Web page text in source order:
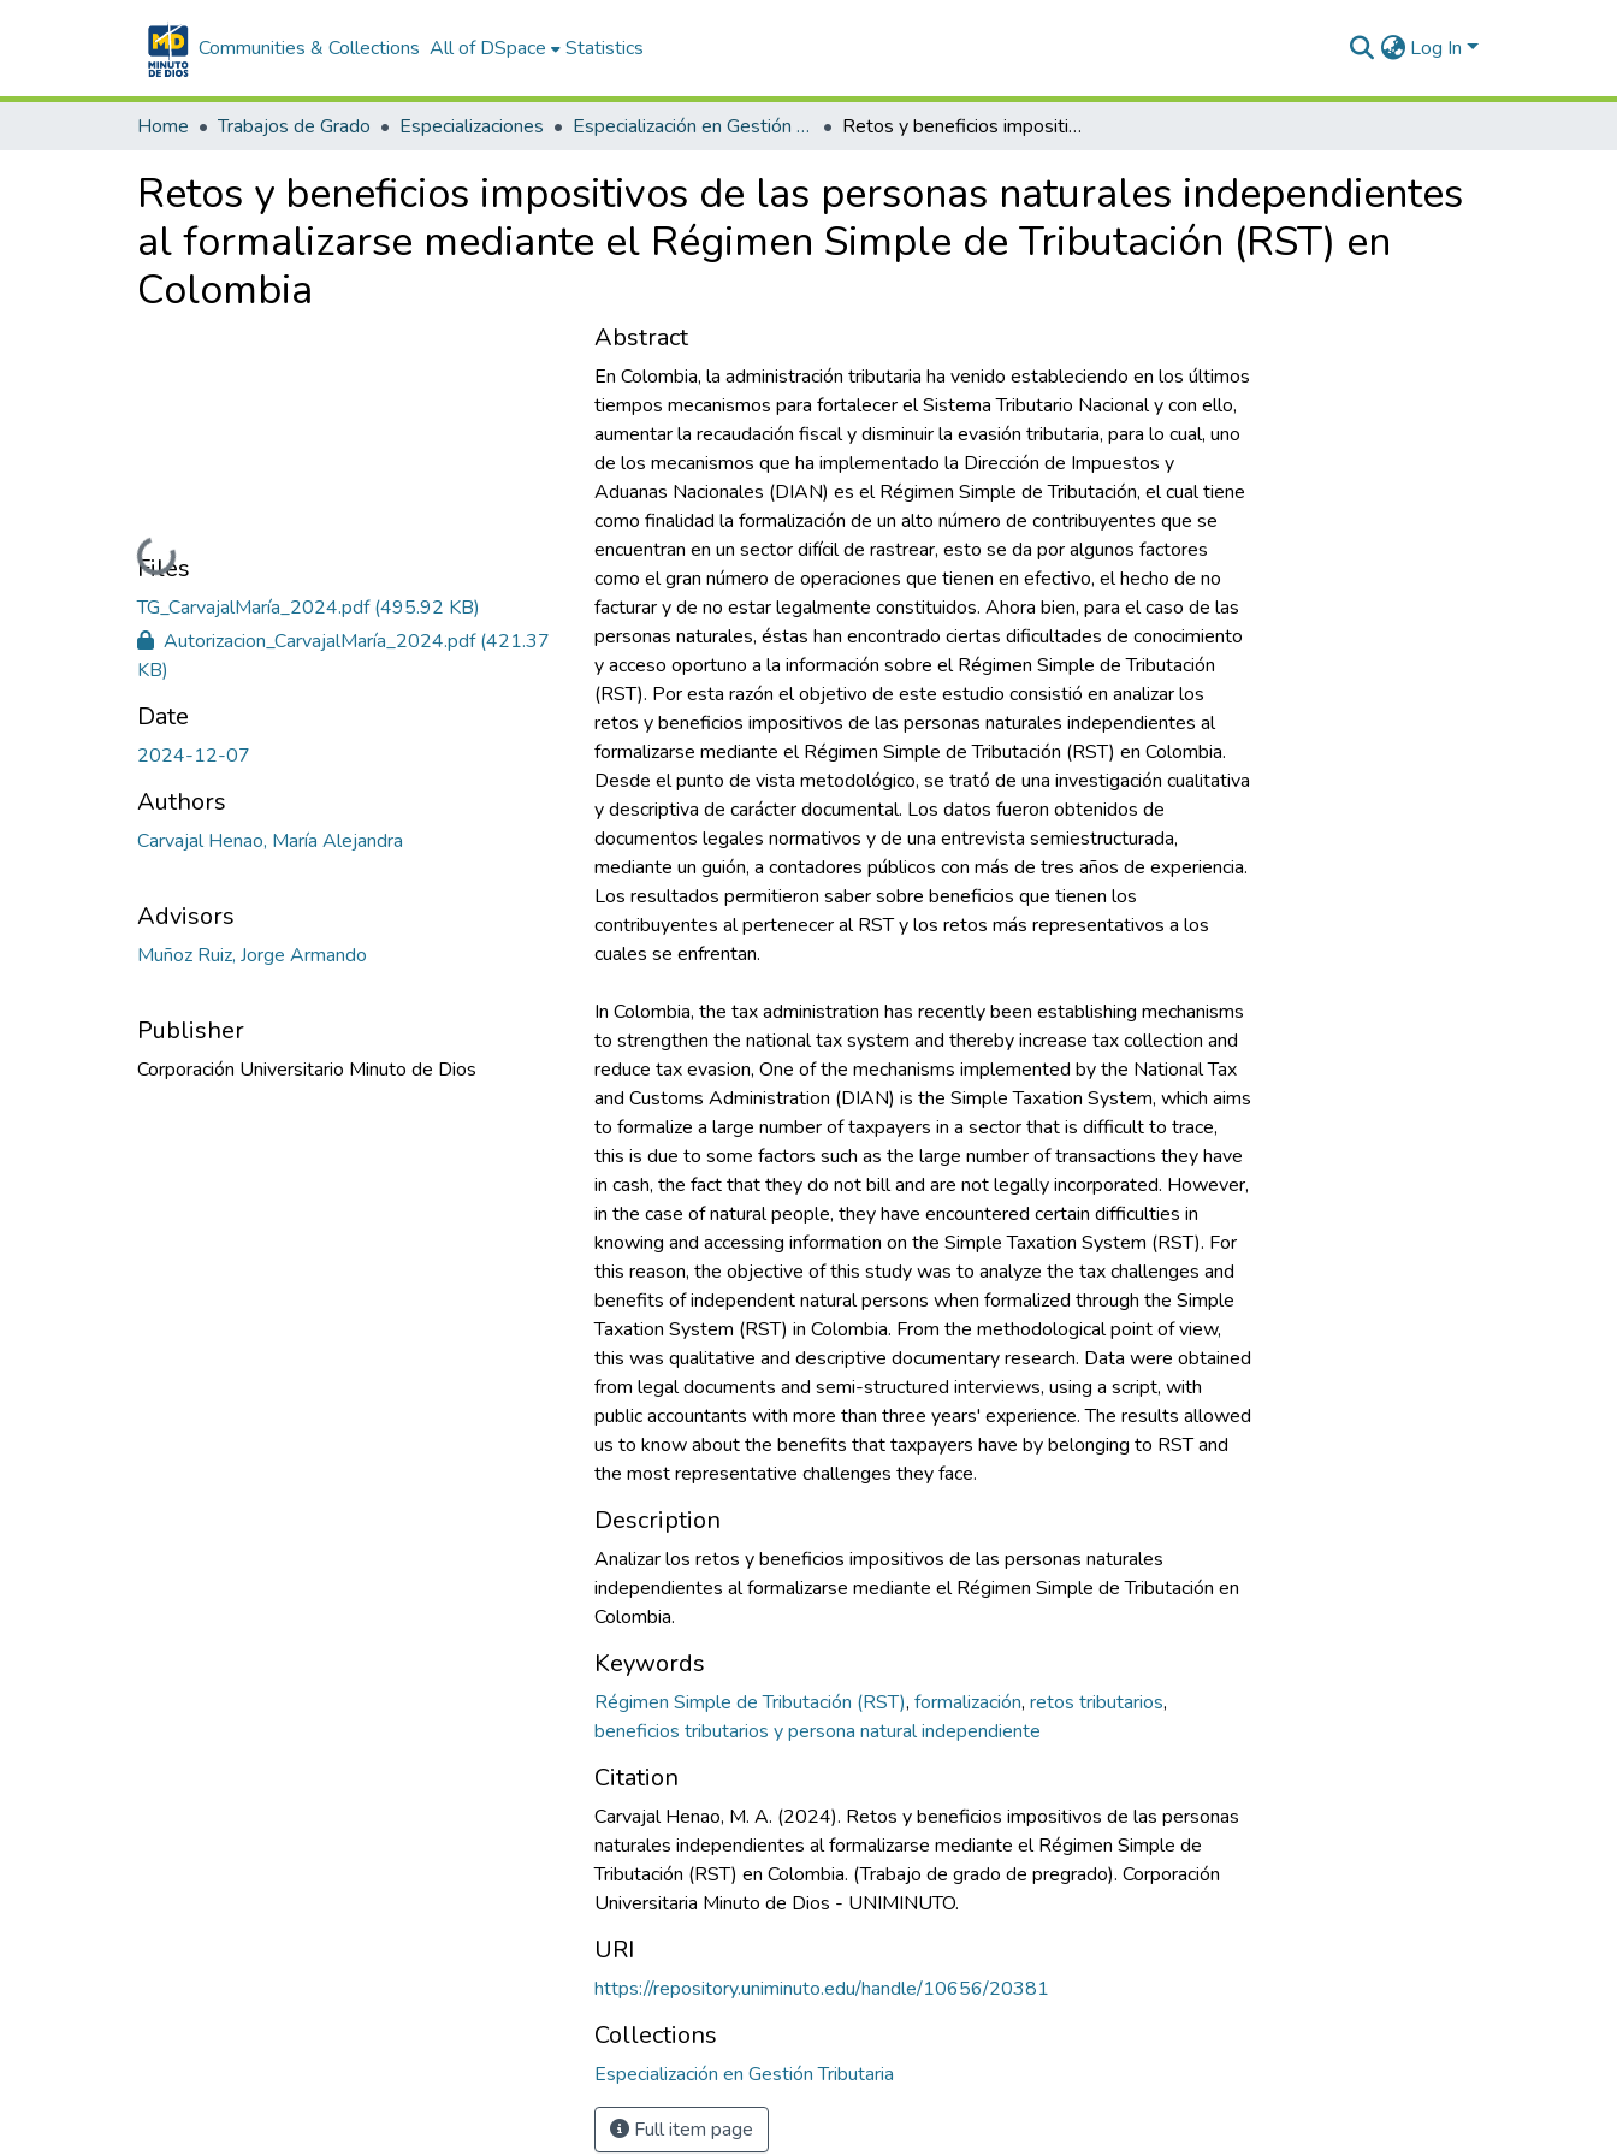
Communities & Collections All of DSpace Statistics Log In
Home Trabajos de Grado Especializaciones Especialización en Gestión Tributaria Retos y beneficios impositivos de las personas naturales independientes al formalizarse mediante el Régimen Simple de Tributación (RST) en Colombia
Retos y beneficios impositivos de las personas naturales independientes
al formalizarse mediante el Régimen Simple de Tributación (RST) en
Colombia
Loading...
Files
TG_CarvajalMaría_2024.pdf(495.92 KB)
Autorizacion_CarvajalMaría_2024.pdf(421.37
KB)
Date
2024-12-07
Authors
Carvajal Henao, María Alejandra
Advisors
Muñoz Ruiz, Jorge Armando
Publisher
Corporación Universitario Minuto de Dios
Abstract
En Colombia, la administración tributaria ha venido estableciendo en los últimos
tiempos mecanismos para fortalecer el Sistema Tributario Nacional y con ello,
aumentar la recaudación fiscal y disminuir la evasión tributaria, para lo cual, uno
de los mecanismos que ha implementado la Dirección de Impuestos y
Aduanas Nacionales (DIAN) es el Régimen Simple de Tributación, el cual tiene
como finalidad la formalización de un alto número de contribuyentes que se
encuentran en un sector difícil de rastrear, esto se da por algunos factores
como el gran número de operaciones que tienen en efectivo, el hecho de no
facturar y de no estar legalmente constituidos. Ahora bien, para el caso de las
personas naturales, éstas han encontrado ciertas dificultades de conocimiento
y acceso oportuno a la información sobre el Régimen Simple de Tributación
(RST). Por esta razón el objetivo de este estudio consistió en analizar los
retos y beneficios impositivos de las personas naturales independientes al
formalizarse mediante el Régimen Simple de Tributación (RST) en Colombia.
Desde el punto de vista metodológico, se trató de una investigación cualitativa
y descriptiva de carácter documental. Los datos fueron obtenidos de
documentos legales normativos y de una entrevista semiestructurada,
mediante un guión, a contadores públicos con más de tres años de experiencia.
Los resultados permitieron saber sobre beneficios que tienen los
contribuyentes al pertenecer al RST y los retos más representativos a los
In Colombia, the tax administration has recently been establishing mechanisms
to strengthen the national tax system and thereby increase tax collection and
reduce tax evasion, One of the mechanisms implemented by the National Tax
and Customs Administration (DIAN) is the Simple Taxation System, which aims
to formalize a large number of taxpayers in a sector that is difficult to trace,
this is due to some factors such as the large number of transactions they have
in cash, the fact that they do not bill and are not legally incorporated. However,
in the case of natural people, they have encountered certain difficulties in
knowing and accessing information on the Simple Taxation System (RST). For
this reason, the objective of this study was to analyze the tax challenges and
benefits of independent natural persons when formalized through the Simple
Taxation System (RST) in Colombia. From the methodological point of view,
this was qualitative and descriptive documentary research. Data were obtained
from legal documents and semi-structured interviews, using a script, with
public accountants with more than three years' experience. The results allowed
us to know about the benefits that taxpayers have by belonging to RST and
the most representative challenges they face.
Description
Analizar los retos y beneficios impositivos de las personas naturales
independientes al formalizarse mediante el Régimen Simple de Tributación en
Colombia.
Keywords
Régimen Simple de Tributación (RST), formalización, retos tributarios,
beneficios tributarios y persona natural independiente
Citation
Carvajal Henao, M. A. (2024). Retos y beneficios impositivos de las personas
naturales independientes al formalizarse mediante el Régimen Simple de
Tributación (RST) en Colombia. (Trabajo de grado de pregrado). Corporación
Universitaria Minuto de Dios - UNIMINUTO.
URI
https://repository.uniminuto.edu/handle/10656/20381
Collections
Especialización en Gestión Tributaria
Full item page